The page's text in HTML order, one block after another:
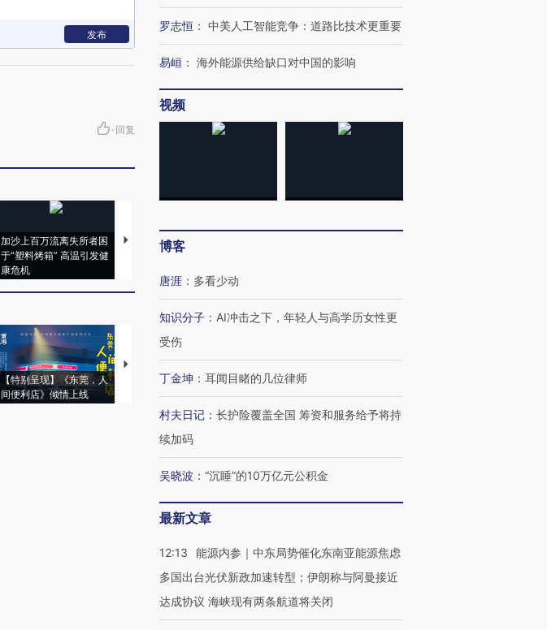
发布
· 回复
加沙上百万流离失所者困
于“塑料烤箱” 高温引发健
康危机
视线｜HYROX的吸金
术：是什么让中产们甘
【特别呈现】《东莞，人
间便利店》倾情上线
【推广】走进第四届链博
会，让数智科技“链”接产
【特别呈现】寻找100种
有意思的生活方式·第三对
住三大增长引擎是什么？
罗志恒 ： 中美人工智能竞争：道路比技术更重要
易峘 ： 海外能源供给缺口对中国的影响
视频
博客
唐涯 ： 多看少动
知识分子 ： AI冲击之下，年轻人与高学历女性更
受伤
丁金坤 ： 耳闻目睹的几位律师
村夫日记 ： 长护险覆盖全国 筹资和服务给予将持
续加码
吴晓波 ： “沉睡”的10万亿元公积金
最新文章
12:13
能源内参｜中东局势催化东南亚能源焦虑
多国出台光伏新政加速转型；伊朗称与阿曼接近
达成协议 海峡现有两条航道将关闭